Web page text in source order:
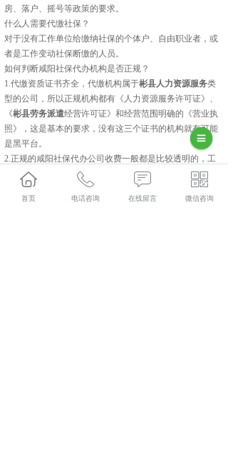
房、落户、摇号等政策的要求。
什么人需要代缴社保？
对于没有工作单位给缴纳社保的个体户、自由职业者，或
者是工作变动社保断缴的人员。
如何判断咸阳社保代办机构是否正规？
1.代缴资质证书齐全，代缴机构属于彬县人力资源服务类
型的公司，所以正规机构都有《人力资源服务许可证》、
《彬县劳务派遣经营许可证》和经营范围明确的《营业执
照》，这是基本的要求，没有这三个证书的机构就有可能
是黑平台。
2.正规的咸阳社保代办公司收费一般都是比较透明的，工
作人员的报价和官网公示的费用报价一致，这样说明代缴
公司收费规范。
3.公司地址正规！这一点非常重要，正规的公司工作场所
首页 电话咨询 在线留言 微信咨询